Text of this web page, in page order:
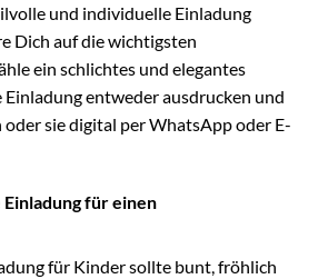
und individuelle Einladung
Dich auf die wichtigsten
ein schlichtes und elegantes
Einladung entweder ausdrucken und
sie digital per WhatsApp oder E-
für einen
für Kinder sollte bunt, fröhlich